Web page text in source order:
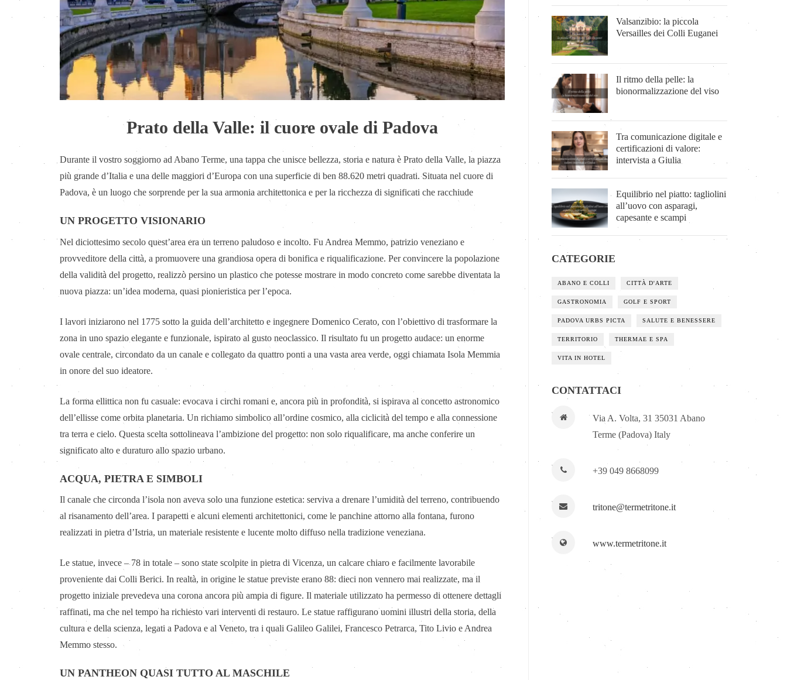
Prato della Valle: il cuore ovale di Padova
Durante il vostro soggiorno ad Abano Terme, una tappa che unisce bellezza, storia e natura è Prato della Valle, la piazza
più grande d’Italia e una delle maggiori d’Europa con una superficie di ben 88.620 metri quadrati. Situata nel cuore di
Padova, è un luogo che sorprende per la sua armonia architettonica e per la ricchezza di significati che racchiude
UN PROGETTO VISIONARIO
Nel diciottesimo secolo quest’area era un terreno paludoso e incolto. Fu Andrea Memmo, patrizio veneziano e
provveditore della città, a promuovere una grandiosa opera di bonifica e riqualificazione. Per convincere la popolazione
della validità del progetto, realizzò persino un plastico che potesse mostrare in modo concreto come sarebbe diventata la
nuova piazza: un’idea moderna, quasi pionieristica per l’epoca.
I lavori iniziarono nel 1775 sotto la guida dell’architetto e ingegnere Domenico Cerato, con l’obiettivo di trasformare la
zona in uno spazio elegante e funzionale, ispirato al gusto neoclassico. Il risultato fu un progetto audace: un enorme
ovale centrale, circondato da un canale e collegato da quattro ponti a una vasta area verde, oggi chiamata Isola Memmia
in onore del suo ideatore.
La forma ellittica non fu casuale: evocava i circhi romani e, ancora più in profondità, si ispirava al concetto astronomico
dell’ellisse come orbita planetaria. Un richiamo simbolico all’ordine cosmico, alla ciclicità del tempo e alla connessione
tra terra e cielo. Questa scelta sottolineava l’ambizione del progetto: non solo riqualificare, ma anche conferire un
significato alto e duraturo allo spazio urbano.
ACQUA, PIETRA E SIMBOLI
Il canale che circonda l’isola non aveva solo una funzione estetica: serviva a drenare l’umidità del terreno, contribuendo
al risanamento dell’area. I parapetti e alcuni elementi architettonici, come le panchine attorno alla fontana, furono
realizzati in pietra d’Istria, un materiale resistente e lucente molto diffuso nella tradizione veneziana.
Le statue, invece – 78 in totale – sono state scolpite in pietra di Vicenza, un calcare chiaro e facilmente lavorabile
proveniente dai Colli Berici. In realtà, in origine le statue previste erano 88: dieci non vennero mai realizzate, ma il
progetto iniziale prevedeva una corona ancora più ampia di figure. Il materiale utilizzato ha permesso di ottenere dettagli
raffinati, ma che nel tempo ha richiesto vari interventi di restauro. Le statue raffigurano uomini illustri della storia, della
cultura e della scienza, legati a Padova e al Veneto, tra i quali Galileo Galilei, Francesco Petrarca, Tito Livio e Andrea
Memmo stesso.
UN PANTHEON QUASI TUTTO AL MASCHILE
Valsanzibio: la piccola
Versailles dei Colli Euganei
Il ritmo della pelle: la
bionormalizzazione del viso
Tra comunicazione digitale e
certificazioni di valore:
intervista a Giulia
Equilibrio nel piatto: tagliolini
all’uovo con asparagi,
capesante e scampi
CATEGORIE
ABANO E COLLI CITTÀ D'ARTE
GASTRONOMIA GOLF E SPORT
PADOVA URBS PICTA SALUTE E BENESSERE
TERRITORIO THERMAE E SPA
VITA IN HOTEL
CONTATTACI
Via A. Volta, 31 35031 Abano
Terme (Padova) Italy
+39 049 8668099
tritone@termetritone.it
www.termetritone.it